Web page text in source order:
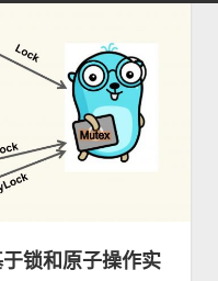
南
档
锁和原子操作实